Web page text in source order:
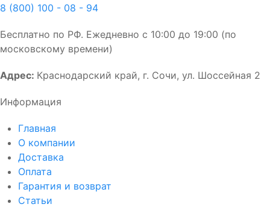
8 (800) 100 - 08 - 94
Бесплатно по РФ. Ежедневно с 10:00 до 19:00 (по
московскому времени)
Адрес: Краснодарский край, г. Сочи, ул. Шоссейная 2
Информация
Главная
О компании
Доставка
Оплата
Гарантия и возврат
Статьи